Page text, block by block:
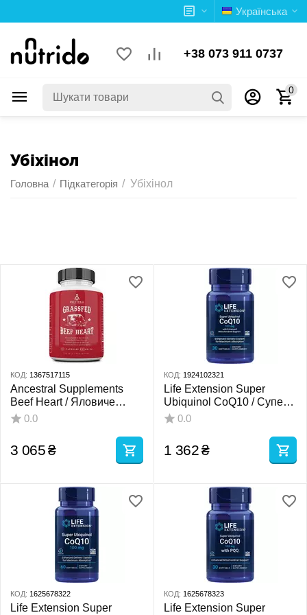
Українська
+38 073 911 0737
0
Убіхінол
Головна / Підкатегорія / Убіхінол
КОД: 1367517115
Ancestral Supplements
Beef Heart / Яловиче
серце 180 капсул
0.0
3 065₴
КОД: 1924102321
Life Extension Super
Ubiquinol CoQ10 / Супер
убіхінол CoQ10 з
0.0
1 362₴
КОД: 1625678322
Life Extension Super
КОД: 1625678323
Life Extension Super